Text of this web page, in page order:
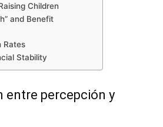
Children
and Benefit
Rates
Stability
entre percepción y